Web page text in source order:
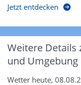
Jetzt entdecken
Weitere Details
und Umgebung
Wetter heute,